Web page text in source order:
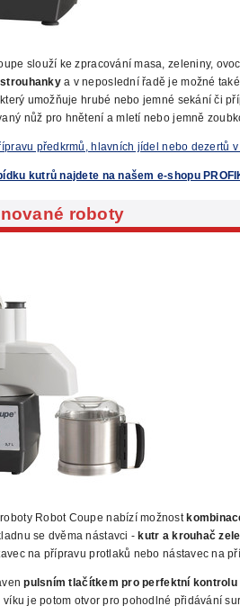
slouží ke zpracování masa, zeleniny,
strouhankya v neposlední řadě je možné
umožňuje hrubé nebo jemné sekání či
nůž pro hnětení a mletí nebo jemně
předkrmů, hlavních jídel nebo dezertů v
kutrů najdete na našem e-shopu
roboty
roboty Robot Coupe nabízí možnost
se dvěma nástavci -kutr a krouhač
na přípravu protlaků nebo nástavec na
pulsním tlačítkem pro perfektní kontrolu
víku je potom otvor pro pohodlné přidávání